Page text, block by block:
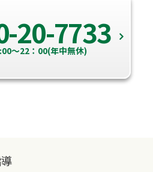
20-7733
～22：00(年中無休)